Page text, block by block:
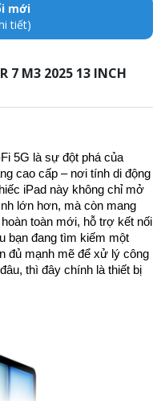
mới
tiết)
7 M3 2025 13 INCH
5G là sự đột phá của
cao cấp – nơi tính di động
iPad này không chỉ mở
lớn hơn, mà còn mang
toàn mới, hỗ trợ kết nối
bạn đang tìm kiếm một
đủ mạnh mẽ để xử lý công
thì đây chính là thiết bị